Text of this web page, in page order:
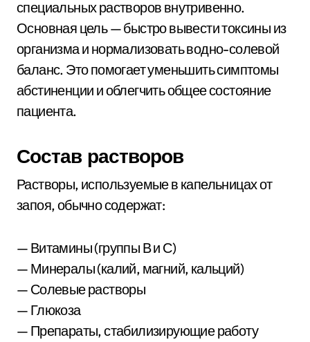
специальных растворов внутривенно.
Основная цель — быстро вывести токсины из
организма и нормализовать водно-солевой
баланс. Это помогает уменьшить симптомы
абстиненции и облегчить общее состояние
пациента.
Состав растворов
Растворы, используемые в капельницах от
запоя, обычно содержат:
— Витамины (группы В и С)
— Минералы (калий, магний, кальций)
— Солевые растворы
— Глюкоза
— Препараты, стабилизирующие работу